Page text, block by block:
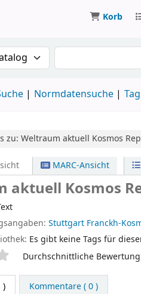
Korb
nach:Suche im Katalog
Normdatensuche
zu: Weltraum aktuell Kosmos
MARC-Ansicht
aktuell Kosmos
Stuttgart Franckh-
Es gibt keine Tags für
Durchschnittliche
) Kommentare ( 0 )